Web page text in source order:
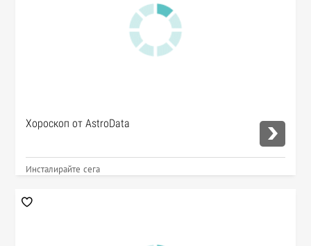
Хороскоп от AstroData
Инсталирайте сега